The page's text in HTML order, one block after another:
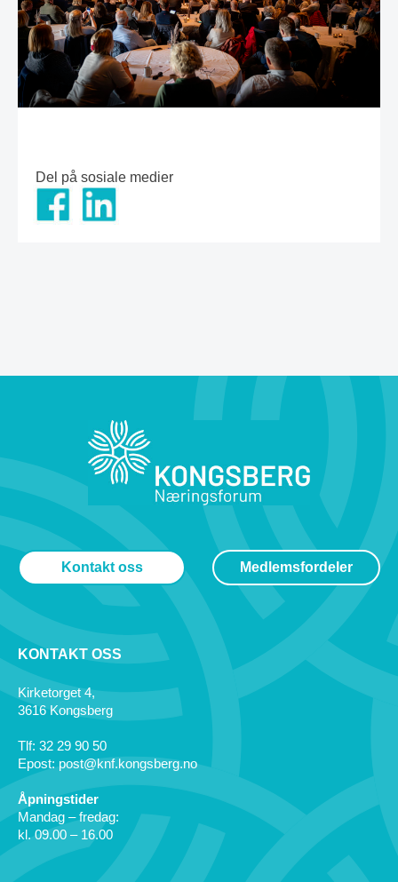
Del på sosiale medier
Kontakt oss Medlemsfordeler
KONTAKT OSS
Kirketorget 4,
3616 Kongsberg
Tlf: 32 29 90 50
Epost: post@knf.kongsberg.no
Åpningstider
Mandag – fredag:
kl. 09.00 – 16.00